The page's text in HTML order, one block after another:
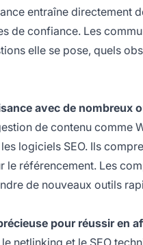
entraîne directement
de confiance. Les
elle se pose, quels
avec de nombreux
de contenu comme
logiciels SEO. Ils
référencement. Les
de nouveaux outils
pour réussir en
netlinking et le SEO